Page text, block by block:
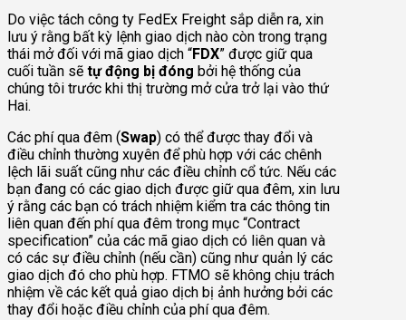
Do việc tách công ty FedEx Freight sắp diễn ra, xin
lưu ý rằng bất kỳ lệnh giao dịch nào còn trong trạng
thái mở đối với mã giao dịch “FDX” được giữ qua
cuối tuần sẽ tự động bị đóng bởi hệ thống của
chúng tôi trước khi thị trường mở cửa trở lại vào thứ
Hai.
Các phí qua đêm (Swap) có thể được thay đổi và
điều chỉnh thường xuyên để phù hợp với các chênh
lệch lãi suất cũng như các điều chỉnh cổ tức. Nếu các
bạn đang có các giao dịch được giữ qua đêm, xin lưu
ý rằng các bạn có trách nhiệm kiểm tra các thông tin
liên quan đến phí qua đêm trong mục “Contract
specification” của các mã giao dịch có liên quan và
có các sự điều chỉnh (nếu cần) cũng như quản lý các
giao dịch đó cho phù hợp. FTMO sẽ không chịu trách
nhiệm về các kết quả giao dịch bị ảnh hưởng bởi các
thay đổi hoặc điều chỉnh của phí qua đêm.